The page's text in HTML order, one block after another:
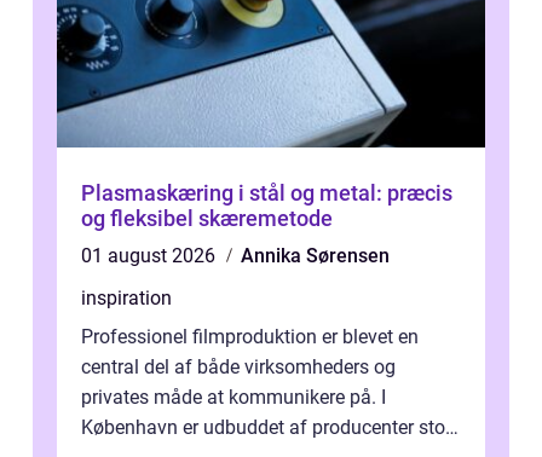
Plasmaskæring i stål og metal: præcis
og fleksibel skæremetode
01 august 2026
Annika Sørensen
inspiration
Professionel filmproduktion er blevet en
central del af både virksomheders og
privates måde at kommunikere på. I
København er udbuddet af producenter stort,